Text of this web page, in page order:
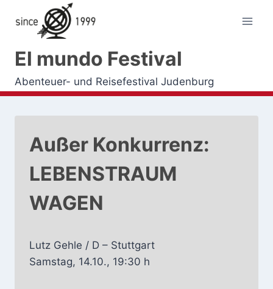
Inhalt
springen
El mundo Festival
Abenteuer- und Reisefestival Judenburg
Außer Konkurrenz:
LEBENSTRAUM
WAGEN
Lutz Gehle / D – Stuttgart
Samstag, 14.10., 19:30 h